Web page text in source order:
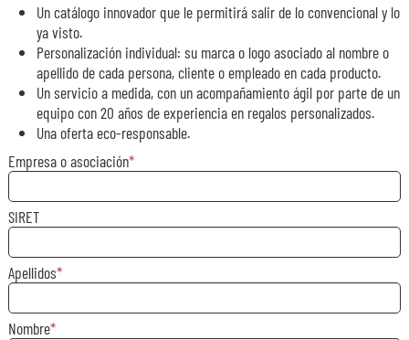
Un catálogo innovador que le permitirá salir de lo convencional y lo
ya visto.
Personalización individual: su marca o logo asociado al nombre o
apellido de cada persona, cliente o empleado en cada producto.
Un servicio a medida, con un acompañamiento ágil por parte de un
equipo con 20 años de experiencia en regalos personalizados.
Una oferta eco-responsable.
Empresa o asociación
SIRET
Apellidos
Nombre